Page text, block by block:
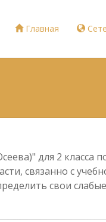
Главная
для 2 класса
связанно с
свои